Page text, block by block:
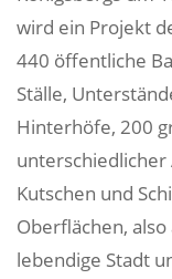
wird ein Projekt
440 öffentliche
Ställe,
Hinterhöfe, 200
Kutschen und
Oberflächen,
lebendige Stadt